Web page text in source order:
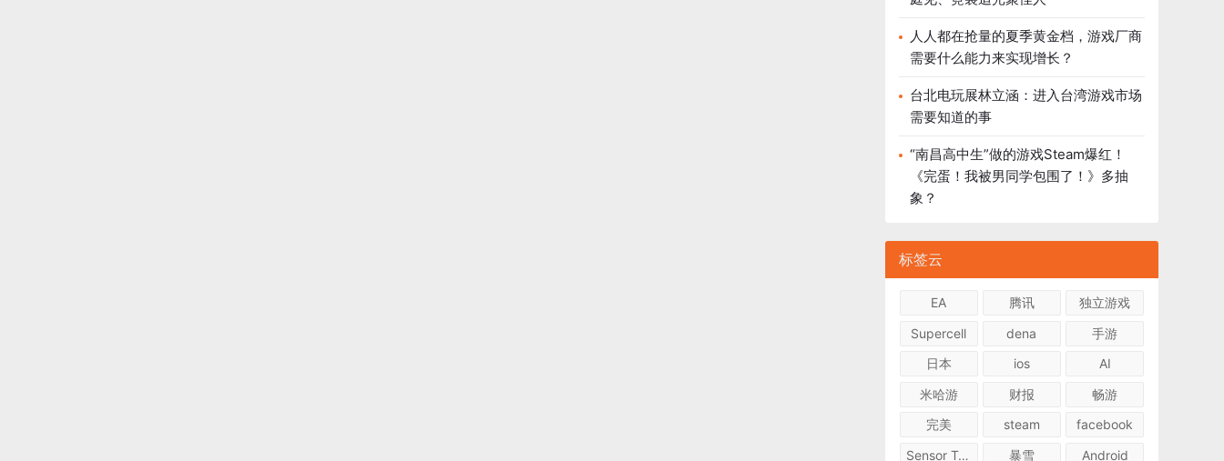
人人都在抢量的夏季黄金档，游戏厂商
需要什么能力来实现增长？
台北电玩展林立涵：进入台湾游戏市场
需要知道的事
“南昌高中生”做的游戏Steam爆红！
《完蛋！我被男同学包围了！》多抽
象？
标签云
EA 腾讯
独立游戏
Supercell
dena
手游
日本
ios
AI
米哈游
财报
畅游
完美
steam
facebook
Sensor Tower
暴雪 Android